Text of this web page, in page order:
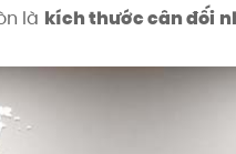
là kích thước cân đối